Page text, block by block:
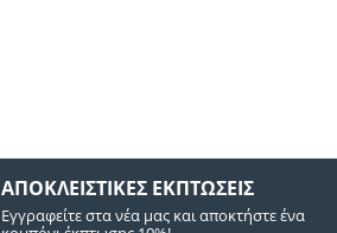
ΑΠΟΚΛΕΙΣΤΙΚΈΣ ΕΚΠΤΏΣΕΙΣ
Εγγραφείτε στα νέα μας και αποκτήστε ένα